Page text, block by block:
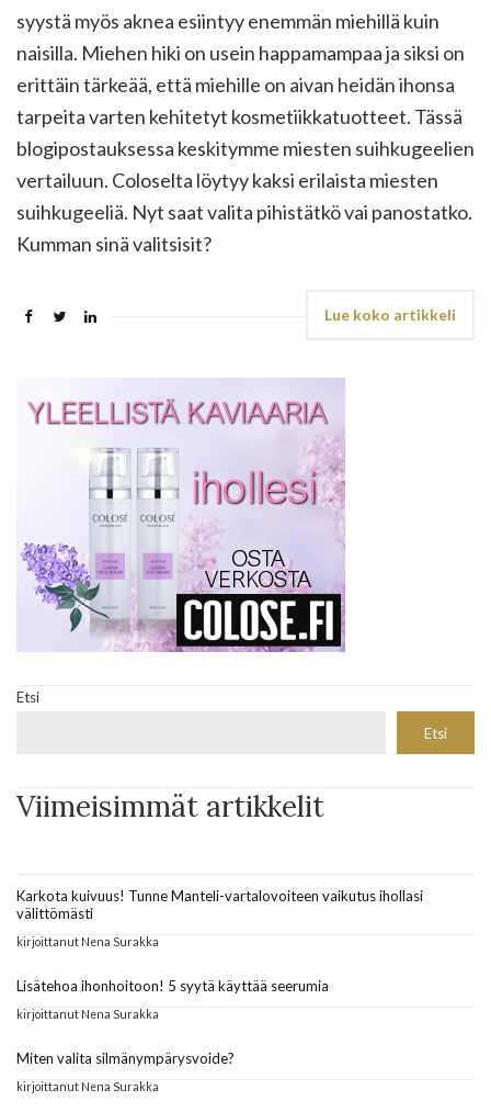
syystä myös aknea esiintyy enemmän miehillä kuin
naisilla. Miehen hiki on usein happamampaa ja siksi on
erittäin tärkeää, että miehille on aivan heidän ihonsa
tarpeita varten kehitetyt kosmetiikkatuotteet. Tässä
blogipostauksessa keskitymme miesten suihkugeelien
vertailuun. Coloselta löytyy kaksi erilaista miesten
suihkugeeliä. Nyt saat valita pihistätkö vai panostatko.
Kumman sinä valitsisit?
Lue koko artikkeli
Etsi
Etsi
Viimeisimmät artikkelit
Karkota kuivuus! Tunne Manteli-vartalovoiteen vaikutus ihollasi
välittömästi
kirjoittanut Nena Surakka
Lisätehoa ihonhoitoon! 5 syytä käyttää seerumia
kirjoittanut Nena Surakka
Miten valita silmänympärysvoide?
kirjoittanut Nena Surakka